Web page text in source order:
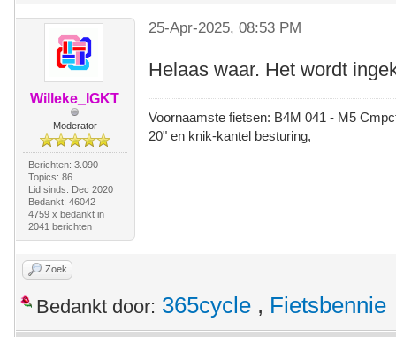
Willeke_IGKT
Moderator
Berichten: 3.090
Topics: 86
Lid sinds: Dec 2020
Bedankt: 46042
4759 x bedankt in
2041 berichten
25-Apr-2025, 08:53 PM
Helaas waar. Het wordt
Voornaamste fietsen: B4M 041 - M5
20" en knik-kantel besturing,
Zoek
Bedankt door: 365cycle , Fietsbennie